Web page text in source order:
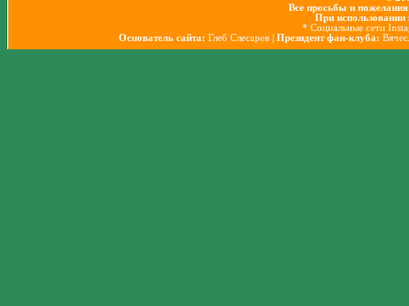
Все просьбы и
При использовании
* Социальные сети
Основатель сайта: Глеб Слесарев | Президент фан-клуба: